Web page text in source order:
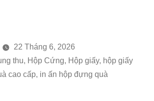
22 Tháng 6, 2026
thu, Hộp Cứng, Hộp giấy, hộp giấy
cao cấp, in ấn hộp đựng quà